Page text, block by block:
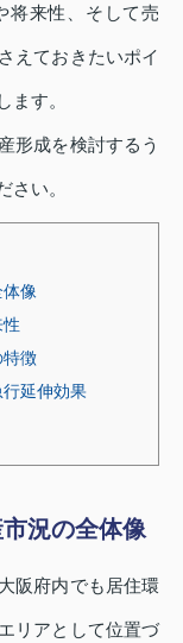
将来性、そして売
えておきたいポイ
ます。
形成を検討するう
さい。
像
特徴
行延伸効果
況の全体像
阪府内でも居住環
リアとして位置づ